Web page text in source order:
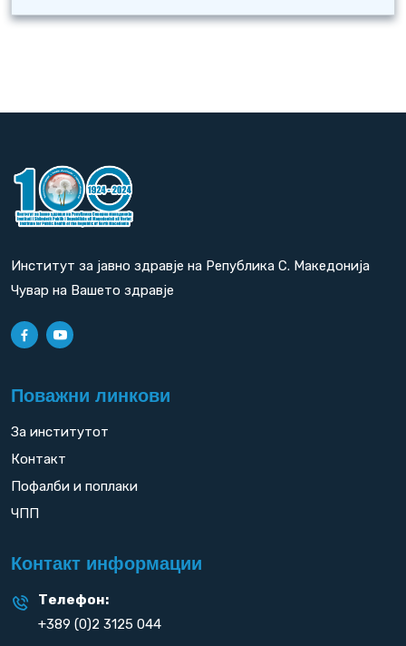
Институт за јавно здравје на Република С. Македонија
Чувар на Вашето здравје
Поважни линкови
За институтот
Контакт
Пофалби и поплаки
ЧПП
Контакт информации
Телефон:
+389 (0)2 3125 044